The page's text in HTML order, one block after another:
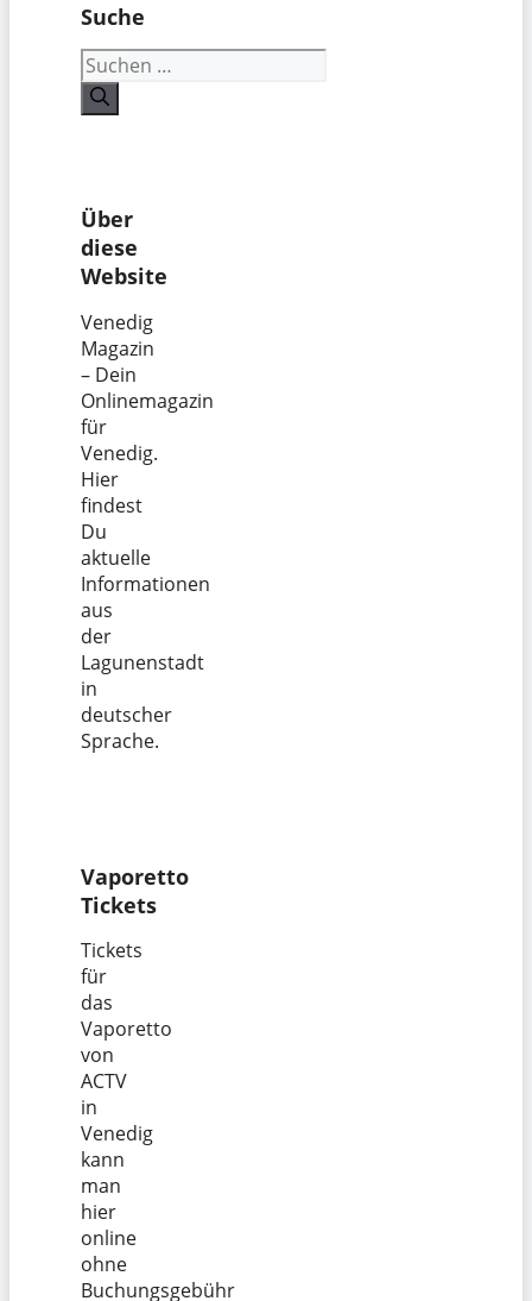
Suche
Suchen
nach:
Über
diese
Website
Venedig
Magazin
– Dein
Onlinemagazin
für
Venedig.
Hier
findest
Du
aktuelle
Informationen
aus
der
Lagunenstadt
in
deutscher
Sprache.
Vaporetto
Tickets
Tickets
für
das
Vaporetto
von
ACTV
in
Venedig
kann
man
hier
online
ohne
Buchungsgebühr